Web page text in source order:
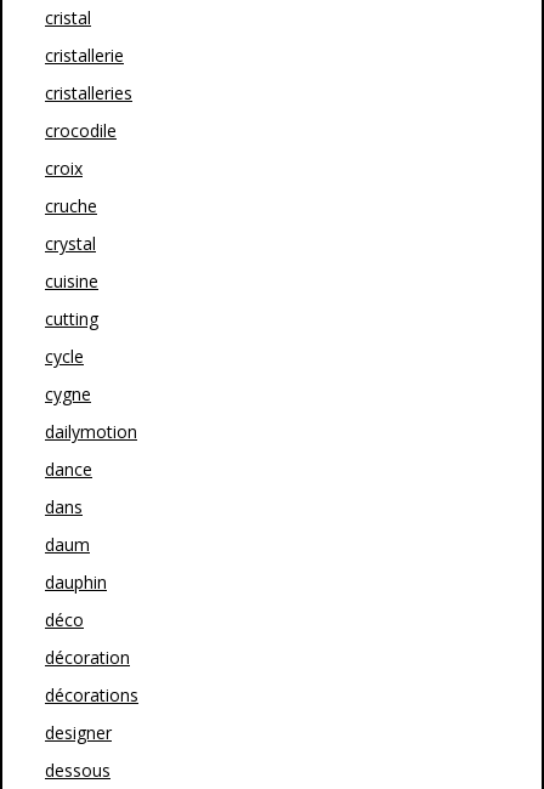
cristal
cristallerie
cristalleries
crocodile
croix
cruche
crystal
cuisine
cutting
cycle
cygne
dailymotion
dance
dans
daum
dauphin
déco
décoration
décorations
designer
dessous